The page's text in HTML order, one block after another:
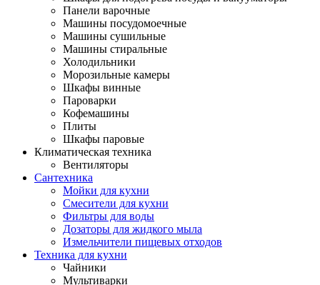
Панели варочные
Машины посудомоечные
Машины сушильные
Машины стиральные
Холодильники
Морозильные камеры
Шкафы винные
Пароварки
Кофемашины
Плиты
Шкафы паровые
Климатическая техника
Вентиляторы
Сантехника
Мойки для кухни
Смесители для кухни
Фильтры для воды
Дозаторы для жидкого мыла
Измельчители пищевых отходов
Техника для кухни
Чайники
Мультиварки